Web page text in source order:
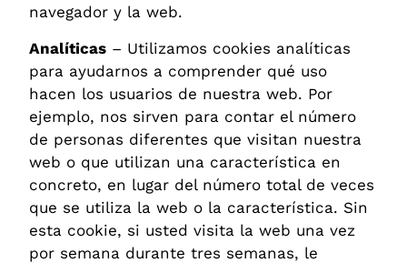
navegador y la web.
Analíticas – Utilizamos cookies analíticas
para ayudarnos a comprender qué uso
hacen los usuarios de nuestra web. Por
ejemplo, nos sirven para contar el número
de personas diferentes que visitan nuestra
web o que utilizan una característica en
concreto, en lugar del número total de veces
que se utiliza la web o la característica. Sin
esta cookie, si usted visita la web una vez
por semana durante tres semanas, le